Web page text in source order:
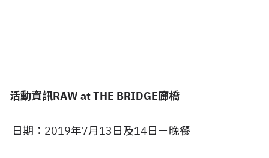
活動資訊RAW at THE BRIDGE廊橋
日期：2019年7月13日及14日－晚餐